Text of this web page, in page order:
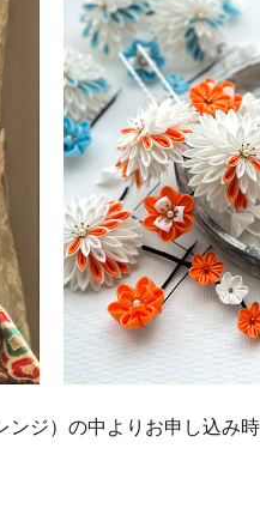
ジ）の中よりお申し込み時